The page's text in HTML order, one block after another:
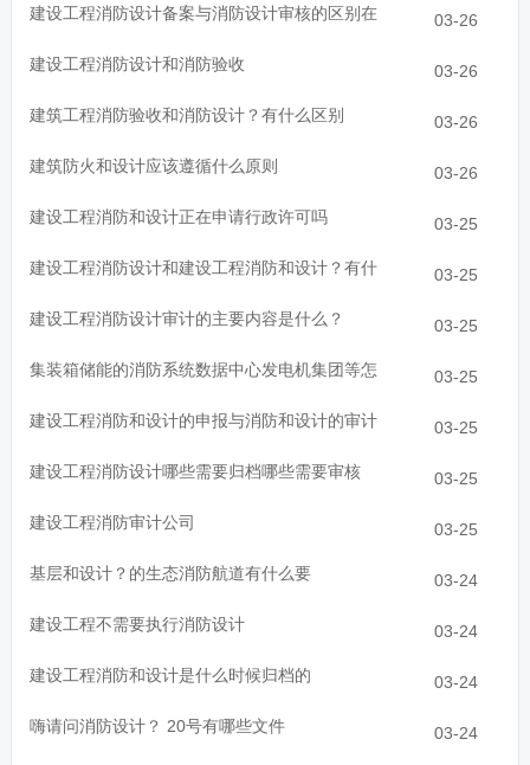
建设工程消防设计备案与消防设计审核的区别在 03-26
建设工程消防设计和消防验收 03-26
建筑工程消防验收和消防设计？有什么区别 03-26
建筑防火和设计应该遵循什么原则 03-26
建设工程消防和设计正在申请行政许可吗 03-25
建设工程消防设计和建设工程消防和设计？有什 03-25
建设工程消防设计审计的主要内容是什么？ 03-25
集装箱储能的消防系统数据中心发电机集团等怎 03-25
建设工程消防和设计的申报与消防和设计的审计 03-25
建设工程消防设计哪些需要归档哪些需要审核 03-25
建设工程消防审计公司 03-25
基层和设计？的生态消防航道有什么要 03-24
建设工程不需要执行消防设计 03-24
建设工程消防和设计是什么时候归档的 03-24
嗨请问消防设计？ 20号有哪些文件 03-24